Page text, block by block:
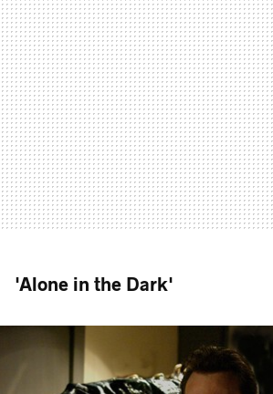
'Alone in the Dark'